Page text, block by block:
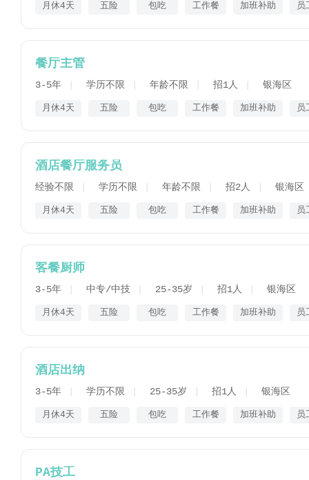
月休4天 五险 包吃 工作餐 加班补助 员
餐厅主管
3-5年 学历不限 年龄不限 招1人 银海区
月休4天 五险 包吃 工作餐 加班补助 员
酒店餐厅服务员
经验不限 学历不限 年龄不限 招2人 银海区
月休4天 五险 包吃 工作餐 加班补助 员
客餐厨师
3-5年 中专/中技 25-35岁 招1人 银海区
月休4天 五险 包吃 工作餐 加班补助 员
酒店出纳
3-5年 学历不限 25-35岁 招1人 银海区
月休4天 五险 包吃 工作餐 加班补助 员
PA技工